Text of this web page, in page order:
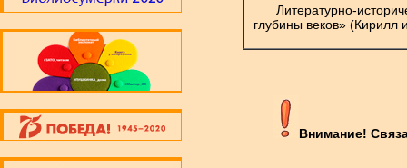
Литературно-
глубины веков»
Внимание!